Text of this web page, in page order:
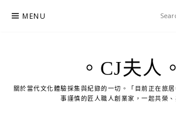
MENU
。CJ夫人。
關於當代文化體驗採集與紀錄的一切。「目前正在旅
事謹慎的匠人職人創業家，一起共榮、